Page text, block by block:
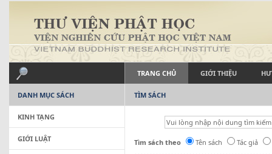
TRANG CHỦ GIỚI THIỆU
TÌM SÁCH
Tìm sách theo Tên sách Tác giả
DANH MỤC SÁCH
KINH TẠNG
GIỚI LUẬT